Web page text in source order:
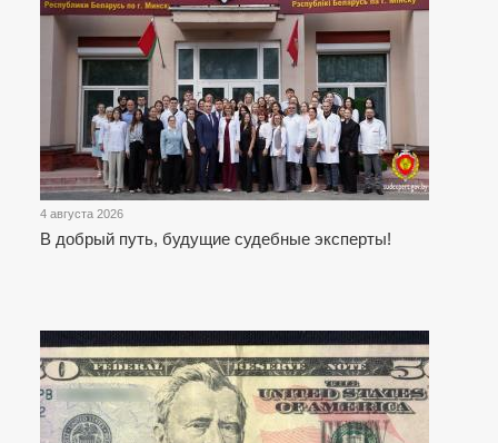
4 августа 2026
В добрый путь, будущие судебные эксперты!